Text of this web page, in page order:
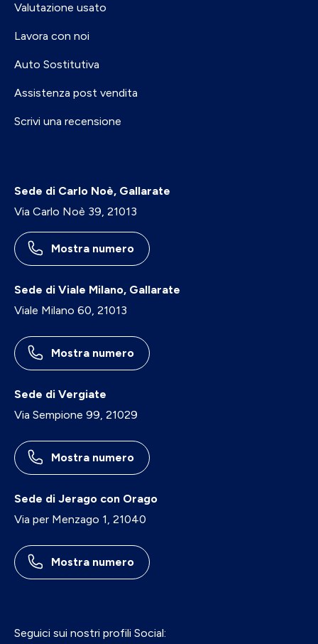
Valutazione usato
Lavora con noi
Auto Sostitutiva
Assistenza post vendita
Scrivi una recensione
Sede di Carlo Noè, Gallarate
Via Carlo Noè 39, 21013
Mostra numero
Sede di Viale Milano, Gallarate
Viale Milano 60, 21013
Mostra numero
Sede di Vergiate
Via Sempione 99, 21029
Mostra numero
Sede di Jerago con Orago
Via per Menzago 1, 21040
Mostra numero
Seguici sui nostri profili Social: